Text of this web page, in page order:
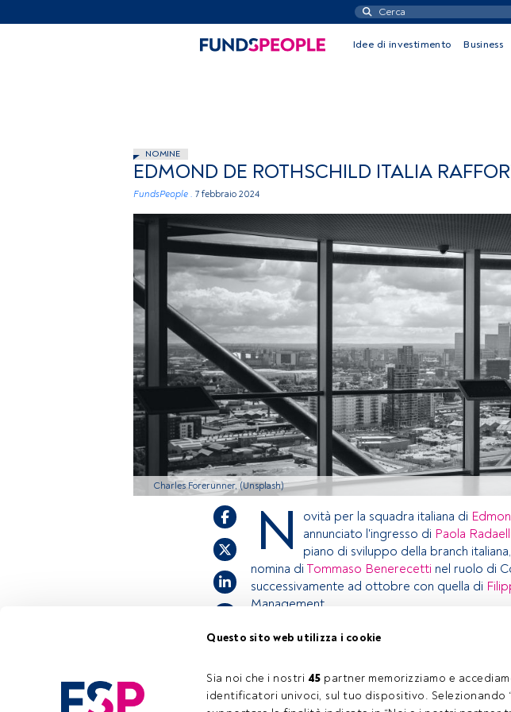
Questo sito web utilizza i cookie
Sia noi che i nostri 45 partner memorizziamo e
identificatori univoci, sul tuo dispositivo.
Idee di investimento Business
NOMINE
EDMOND DE ROTHSCHILD ITALIA
FundsPeople . 7 febbraio 2024
Charles Forerunner, (Unsplash)
Tempo di lettura:
N ovità per la squadra italiana di
annunciato l'ingresso di Paola Radaelli
piano di sviluppo della branch
nomina di Tommaso Benerecetti nel ruolo di
successivamente ad ottobre con quella di
Management.
accedi tramite il pulsante Login. Se non hai
registrarti per scoprire tutti i contenuti che